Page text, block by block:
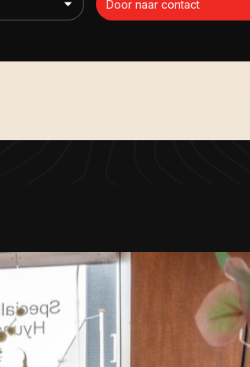
Door naar contact